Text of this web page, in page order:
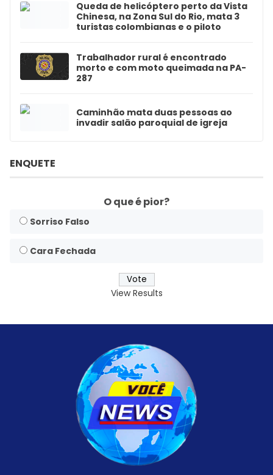
Queda de helicóptero perto da Vista
Chinesa, na Zona Sul do Rio, mata 3
turistas colombianas e o piloto
Trabalhador rural é encontrado
morto e com moto queimada na PA-
287
Caminhão mata duas pessoas ao
invadir salão paroquial de igreja
ENQUETE
O que é pior?
Sorriso Falso
Cara Fechada
View Results